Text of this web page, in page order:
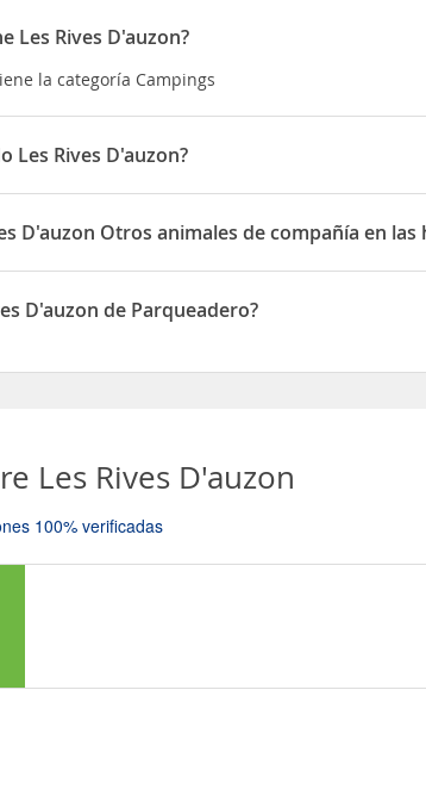
Les Rives D'auzon?
la categoría Campings
Les Rives D'auzon?
situado en 505 route du viaduc
D'auzon Otros animales de compañía en las
permite Otros animales de compañía en las
D'auzon de Parqueadero?
Les Rives D'auzon
100% verificadas